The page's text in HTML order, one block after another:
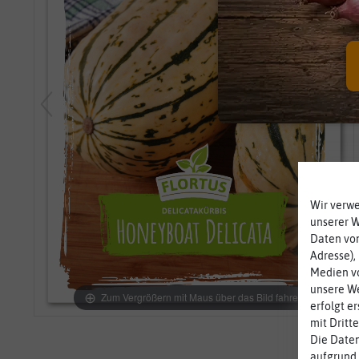
Zum Vergrößern mit Maus über das Bild fahren
Wir
unserer
Daten
Medien
unsere
erfolgt
mit
Die